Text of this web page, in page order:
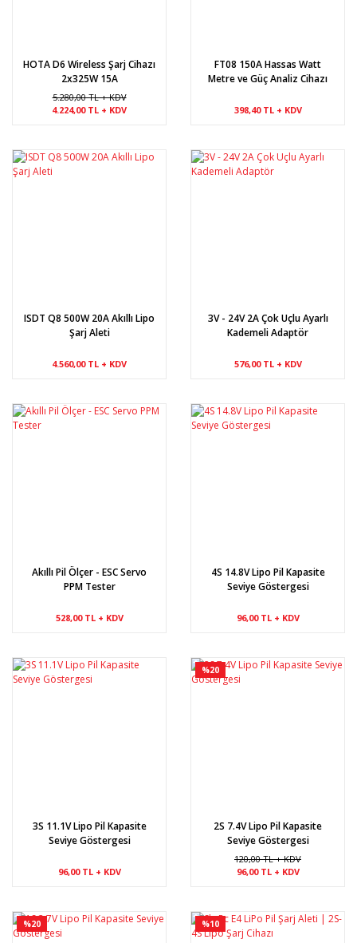
HOTA D6 Wireless Şarj Cihazı
2x325W 15A
5.280,00 TL + KDV
4.224,00 TL + KDV
FT08 150A Hassas Watt
Metre ve Güç Analiz Cihazı
398,40 TL + KDV
ISDT Q8 500W 20A Akıllı Lipo
Şarj Aleti
4.560,00 TL + KDV
3V - 24V 2A Çok Uçlu Ayarlı
Kademeli Adaptör
576,00 TL + KDV
Akıllı Pil Ölçer - ESC Servo
PPM Tester
528,00 TL + KDV
4S 14.8V Lipo Pil Kapasite
Seviye Göstergesi
96,00 TL + KDV
3S 11.1V Lipo Pil Kapasite
Seviye Göstergesi
96,00 TL + KDV
%20
2S 7.4V Lipo Pil Kapasite
Seviye Göstergesi
120,00 TL + KDV
96,00 TL + KDV
%20 %10